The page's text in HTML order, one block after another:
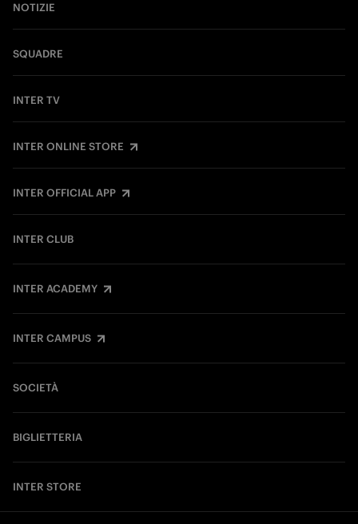
NOTIZIE
SQUADRE
INTER TV
INTER ONLINE STORE
INTER OFFICIAL APP
INTER CLUB
INTER ACADEMY
INTER CAMPUS
SOCIETÀ
BIGLIETTERIA
INTER STORE